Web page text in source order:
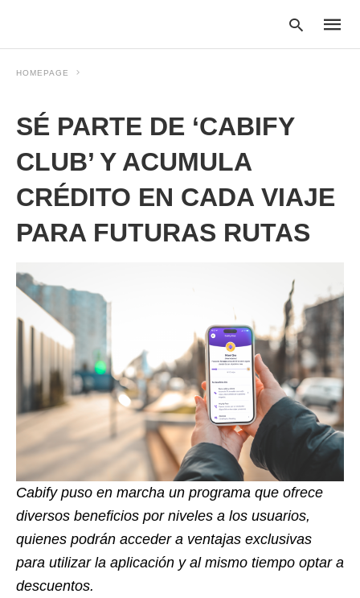
hit
enter:
HOMEPAGE
SÉ PARTE DE ‘CABIFY
CLUB’ Y ACUMULA
CRÉDITO EN CADA VIAJE
PARA FUTURAS RUTAS
Cabify puso en marcha un programa que ofrece
diversos beneficios por niveles a los usuarios,
quienes podrán acceder a ventajas exclusivas
para utilizar la aplicación y al mismo tiempo optar a
descuentos.